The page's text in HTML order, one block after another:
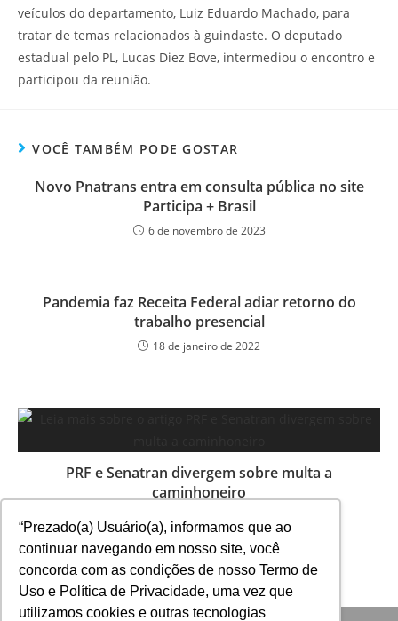
“Prezado(a) Usuário(a), informamos que ao
continuar navegando em nosso site, você
concorda com as condições de nosso Termo de
Uso e Política de Privacidade, uma vez que
utilizamos cookies e outras tecnologias
veículos do departamento, Luiz Eduardo Machado, para
tratar de temas relacionados à guindaste. O deputado
estadual pelo PL, Lucas Diez Bove, intermediou o encontro e
participou da reunião.
VOCÊ TAMBÉM PODE GOSTAR
Novo Pnatrans entra em consulta pública no site
Participa + Brasil
6 de novembro de 2023
Pandemia faz Receita Federal adiar retorno do
trabalho presencial
18 de janeiro de 2022
PRF e Senatran divergem sobre multa a
caminhoneiro